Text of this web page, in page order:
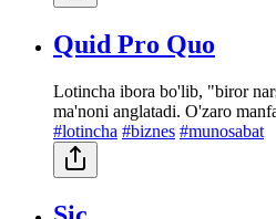
Quid Pro Quo
Lotincha ibora bo'lib, "biror
ma'noni anglatadi. O'zaro
#lotincha #biznes #munosabat